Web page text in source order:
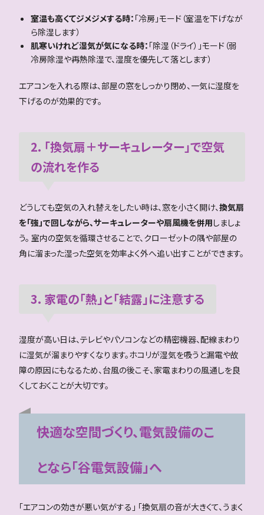
室温も高くてジメジメする時： 「冷房」モード（室温を下げなが
ら除湿します）
肌寒いけれど湿気が気になる時： 「除湿（ドライ）」モード（弱
冷房除湿や再熱除湿で、湿度を優先して落とします）
エアコンを入れる際は、部屋の窓をしっかり閉め、一気に湿度を
下げるのが効果的です。
2. 「換気扇＋サーキュレーター」で空気
の流れを作る
どうしても空気の入れ替えをしたい時は、窓を小さく開け、換気扇
を「強」で回しながら、サーキュレーターや扇風機を併用しましょ
う。 室内の空気を循環させることで、クローゼットの隅や部屋の
角に溜まった湿った空気を効率よく外へ追い出すことができます。
3. 家電の「熱」と「結露」に注意する
湿度が高い日は、テレビやパソコンなどの精密機器、配線まわり
に湿気が溜まりやすくなります。ホコリが湿気を吸うと漏電や故
障の原因にもなるため、台風の後こそ、家電まわりの風通しを良
くしておくことが大切です。
快適な空間づくり、電気設備のこ
となら「谷電気設備」へ
「エアコンの効きが悪い気がする」 「換気扇の音が大きくて、うまく